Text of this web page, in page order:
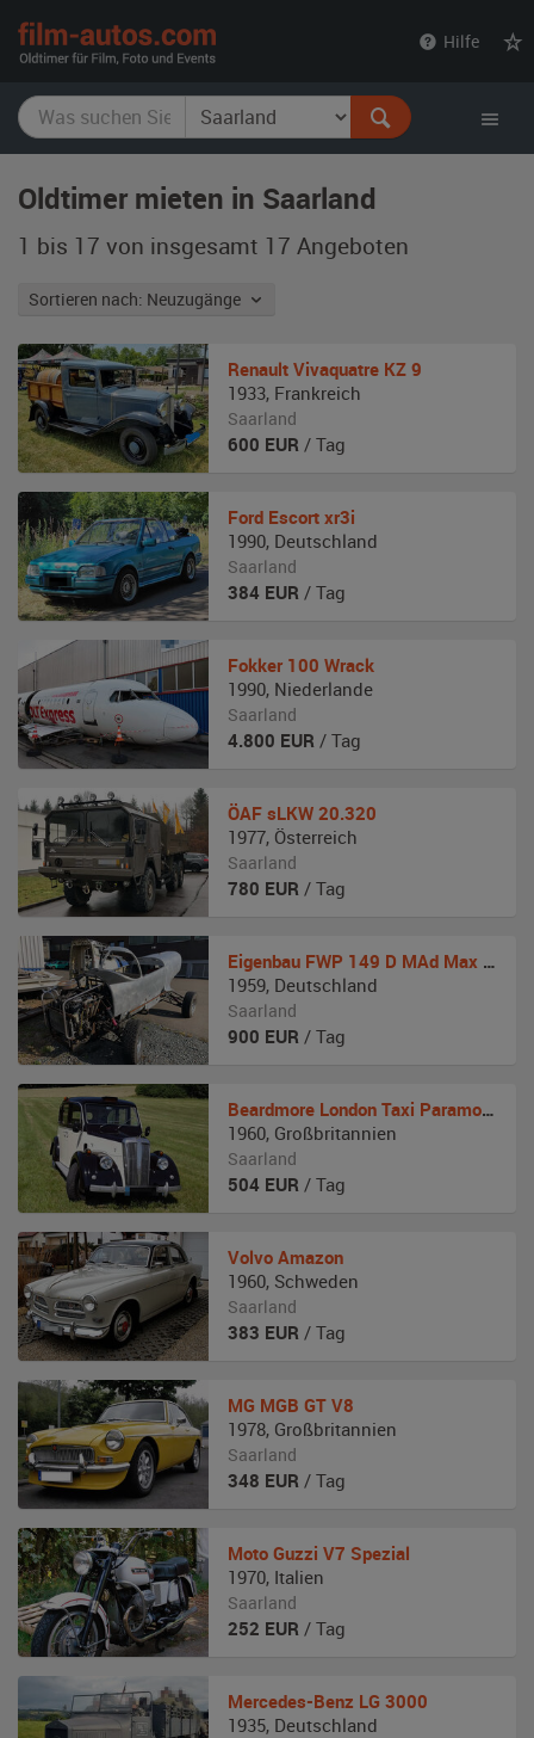
Hilfe
Oldtimer mieten in Saarland
1 bis 17 von insgesamt 17 Angeboten
Sortieren nach: Neuzugänge
Renault Vivaquatre KZ 9
1933, Frankreich
Saarland
600 EUR / Tag
Ford Escort xr3i
1990, Deutschland
Saarland
384 EUR / Tag
Fokker 100 Wrack
1990, Niederlande
Saarland
4.800 EUR / Tag
ÖAF sLKW 20.320
1977, Österreich
Saarland
780 EUR / Tag
Eigenbau FWP 149 D MAd Max Style
1959, Deutschland
Saarland
900 EUR / Tag
Beardmore London Taxi Paramount MK7
1960, Großbritannien
Saarland
504 EUR / Tag
Volvo Amazon
1960, Schweden
Saarland
383 EUR / Tag
MG MGB GT V8
1978, Großbritannien
Saarland
348 EUR / Tag
Moto Guzzi V7 Spezial
1970, Italien
Saarland
252 EUR / Tag
Mercedes-Benz LG 3000
1935, Deutschland